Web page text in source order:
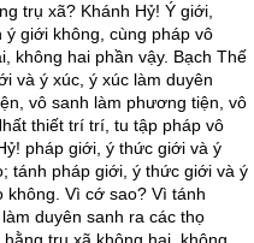
trụ xã? Khánh Hỷ! Ý giới,
giới không, cùng pháp vô
không hai phần vậy. Bạch Thế
và ý xúc, ý xúc làm duyên
vô sanh làm phương tiện, vô
thiết trí trí, tu tập pháp vô
pháp giới, ý thức giới và ý
tánh pháp giới, ý thức giới và ý
không. Vì cớ sao? Vì tánh
duyên sanh ra các thọ